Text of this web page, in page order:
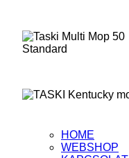
HOME
WEBSHOP